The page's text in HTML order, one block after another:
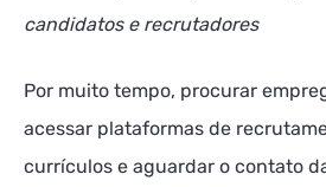
candidatos e recrutadores
Por muito tempo, procurar
acessar plataformas de
currículos e aguardar o contato